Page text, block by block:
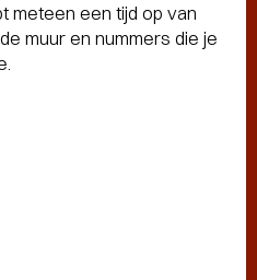
meteen een tijd op van
muur en nummers die je